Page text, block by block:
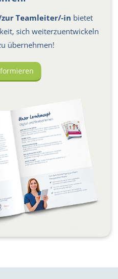
Teamleiter/-in bietet
sich weiterzuentwickeln
übernehmen!